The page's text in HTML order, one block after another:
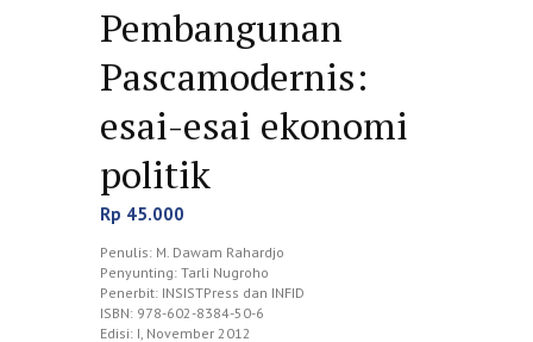
Pembangunan
Pascamodernis:
esai-esai ekonomi
politik
Rp 45.000
Penulis: M. Dawam Rahardjo
Penyunting: Tarli Nugroho
Penerbit: INSISTPress dan INFID
ISBN: 978-602-8384-50-6
Edisi: I, November 2012